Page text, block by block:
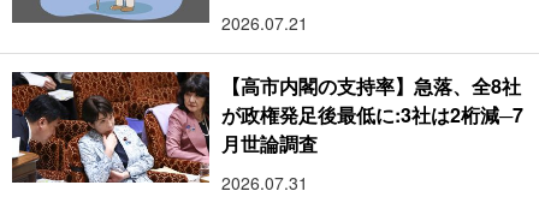
2026.07.21
【高市内閣の支持率】急落、全8社
が政権発足後最低に:3社は2桁減─7
月世論調査
2026.07.31